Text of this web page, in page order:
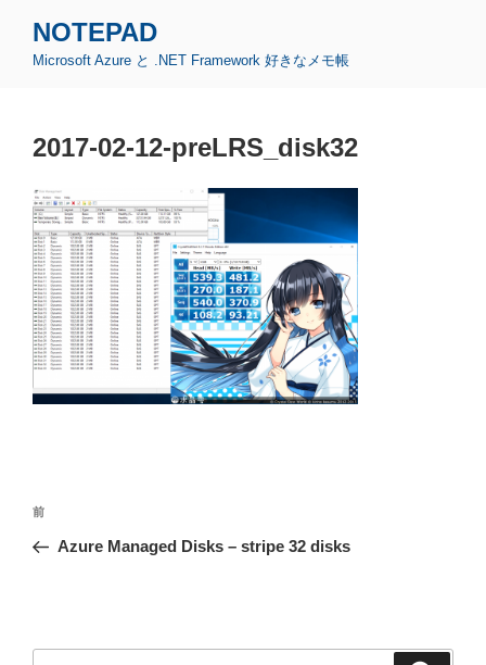
NOTEPAD
Microsoft Azure と .NET Framework 好きなメモ帳
2017-02-12-preLRS_disk32
投
ナ
ー
前
の
前
Azure Managed Disks – stripe 32 disks